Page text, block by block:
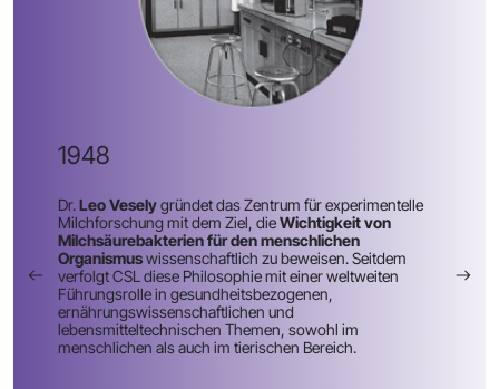
1948
Dr.Leo Veselygründet das Zentrum für experimentelle
Milchforschung mit dem Ziel, dieWichtigkeit von
Milchsäurebakterien für den menschlichen
Organismuswissenschaftlich zu beweisen. Seitdem
verfolgt CSL diese Philosophie mit einer weltweiten
Führungsrolle in gesundheitsbezogenen,
ernährungswissenschaftlichen und
lebensmitteltechnischen Themen, sowohl im
menschlichen als auch im tierischen Bereich.